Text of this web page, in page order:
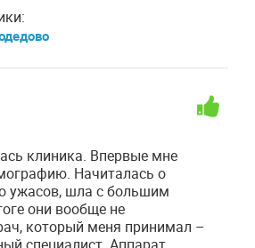
клиника. Впервые мне
Начиталась о
ужасов, шла с большим
они вообще не
который меня принимал –